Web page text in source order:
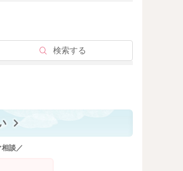
検索する
談／